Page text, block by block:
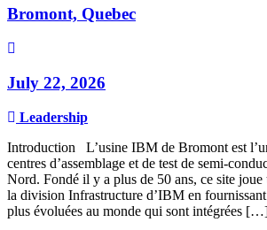
Bromont, Quebec
July 22, 2026
Leadership
Introduction L’usine IBM de Bromont est
centres d’assemblage et de test de semi-
Nord. Fondé il y a plus de 50 ans, ce site joue
la division Infrastructure d’IBM en
plus évoluées au monde qui sont intégrées